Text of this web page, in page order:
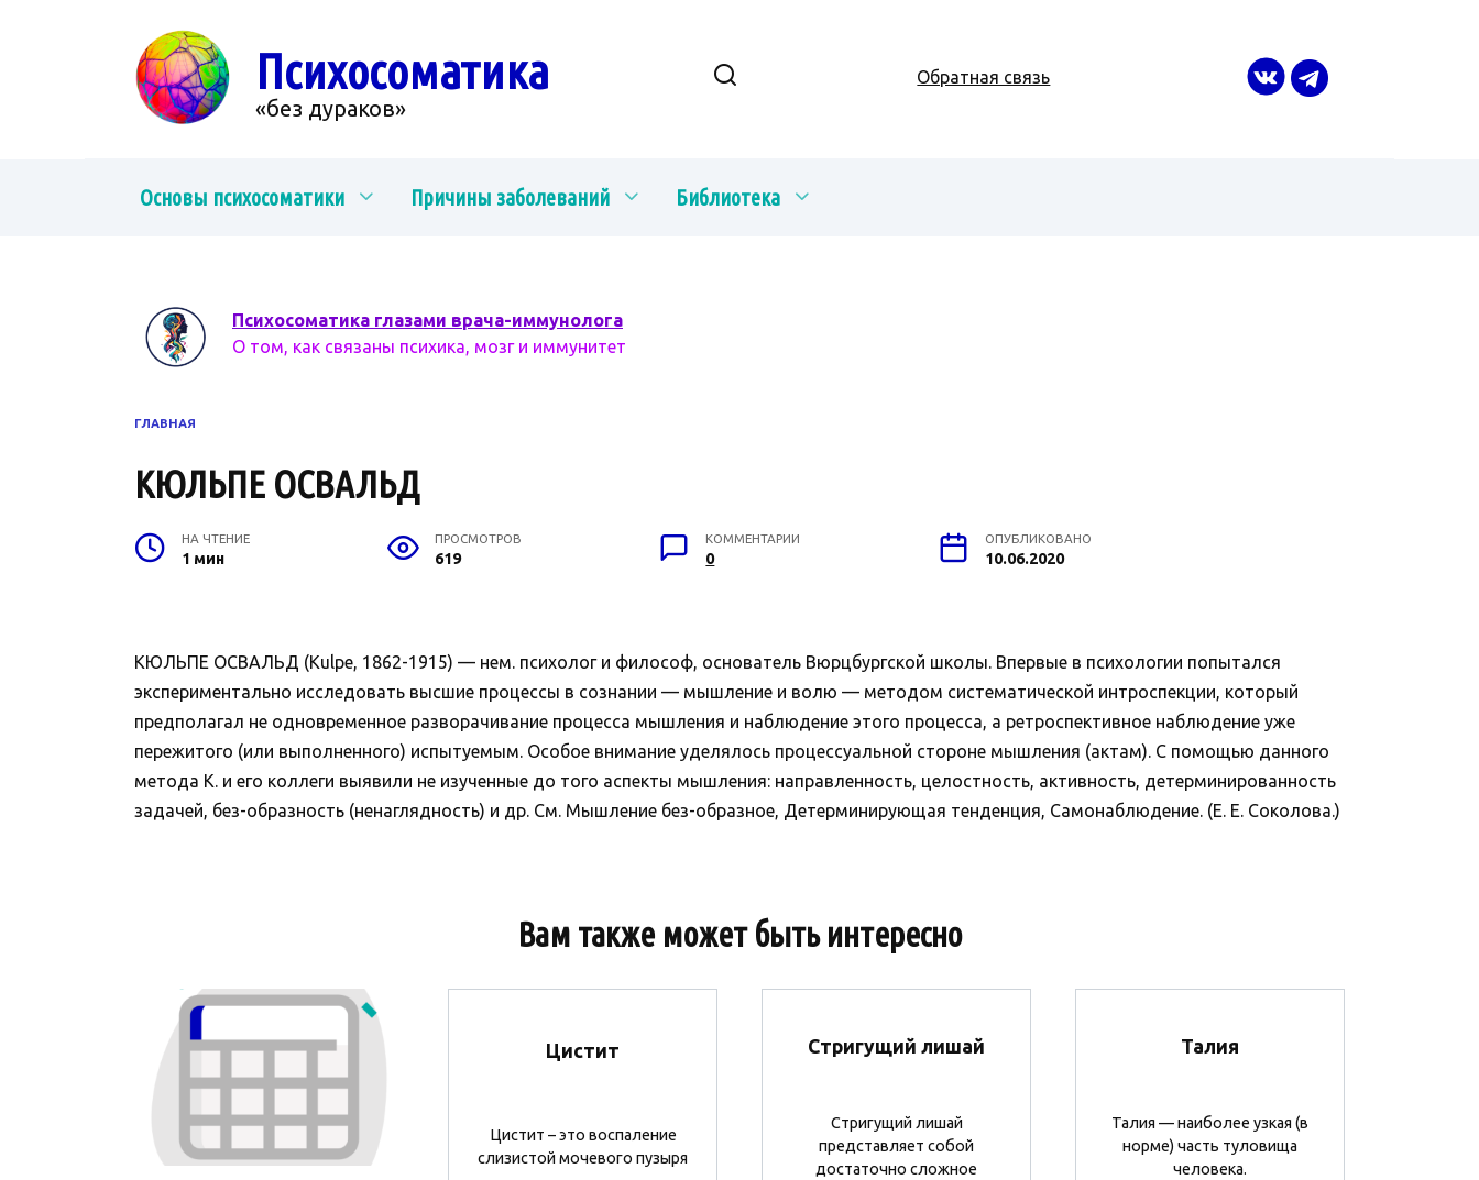
Психосоматика
«без дураков»
Обратная связь
Основы психосоматики Причины заболеваний Библиотека
Психосоматика глазами врача-иммунолога
О том, как связаны психика, мозг и иммунитет
ГЛАВНАЯ
КЮЛЬПЕ ОСВАЛЬД
НА ЧТЕНИЕ
1 мин
ПРОСМОТРОВ
619
КОММЕНТАРИИ
0
ОПУБЛИКОВАНО
10.06.2020
КЮЛЬПЕ ОСВАЛЬД (Kulpe, 1862-1915) — нем. психолог и философ, основатель Вюрцбургской школы. Впервые в психологии попытался
экспериментально исследовать высшие процессы в сознании — мышление и волю — методом систематической интроспекции, который
предполагал не одновременное разворачивание процесса мышления и наблюдение этого процесса, а ретроспективное наблюдение уже
пережитого (или выполненного) испытуемым. Особое внимание уделялось процессуальной стороне мышления (актам). С помощью данного
метода К. и его коллеги выявили не изученные до того аспекты мышления: направленность, целостность, активность, детерминированность
задачей, без-образность (ненаглядность) и др. См. Мышление без-образное, Детерминирующая тенденция, Самонаблюдение. (Е. Е. Соколова.)
Вам также может быть интересно
Цистит
Цистит – это воспаление
слизистой мочевого пузыря
Стригущий лишай
Стригущий лишай
представляет собой
достаточно сложное
Талия
Талия — наиболее узкая (в
норме) часть туловища
человека.